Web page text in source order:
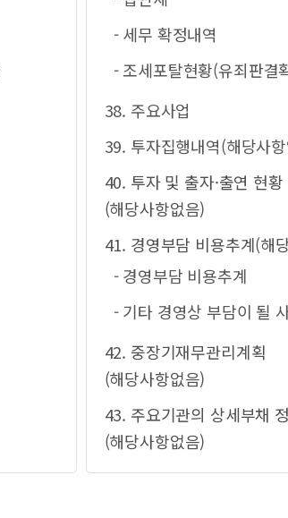
- 세무 확정내역
- 조세포탈현황(유죄판결
38. 주요사업
39. 투자집행내역(해당사
40. 투자 및 출자·출연 현황
(해당사항없음)
41. 경영부담 비용추계(해
- 경영부담 비용추계
- 기타 경영상 부담이 될
42. 중장기재무관리계획
(해당사항없음)
43. 주요기관의 상세부채
(해당사항없음)